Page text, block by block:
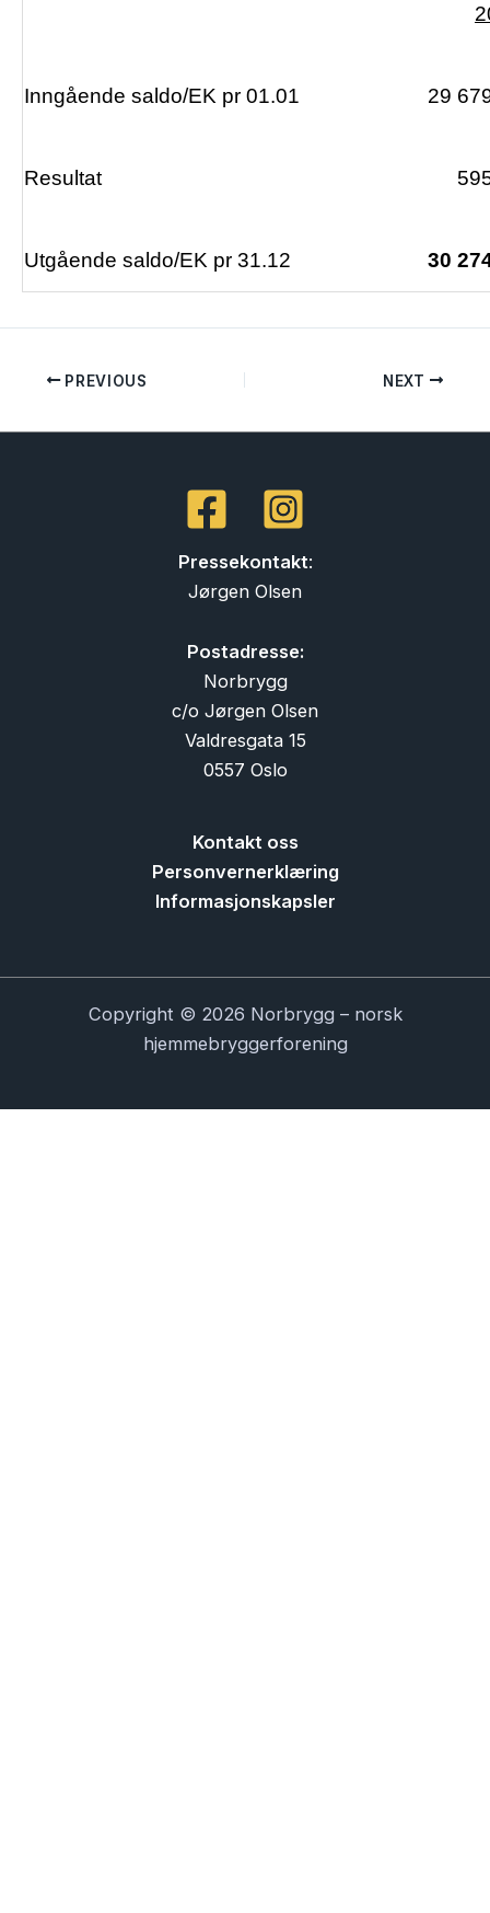
Inngående saldo/EK pr 01.01 29
Resultat
Utgående saldo/EK pr 31.12 30
PREVIOUS NEXT
Pressekontakt:
Jørgen Olsen
Postadresse:
Norbrygg
c/o Jørgen Olsen
Valdresgata 15
0557 Oslo
Kontakt oss
Personvernerklæring
Informasjonskapsler
Copyright © 2026 Norbrygg – norsk
hjemmebryggerforening